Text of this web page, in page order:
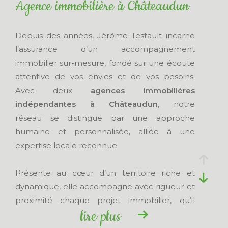
Agence immobilière à Châteaudun
Depuis des années, Jérôme Testault incarne
l’assurance d’un accompagnement
immobilier sur-mesure, fondé sur une écoute
attentive de vos envies et de vos besoins.
Avec deux agences immobilières
indépendantes à Châteaudun, notre
réseau se distingue par une approche
humaine et personnalisée, alliée à une
expertise locale reconnue.
Présente au cœur d’un territoire riche et
dynamique, elle accompagne avec rigueur et
proximité chaque projet immobilier, qu’il
s’agisse d’unevente immobilière à
lire plus
Surface
Surface
Pièces
Pièces
terrain
Surface terrain
CRITÈRES
SUPPLÉMENTAIRES